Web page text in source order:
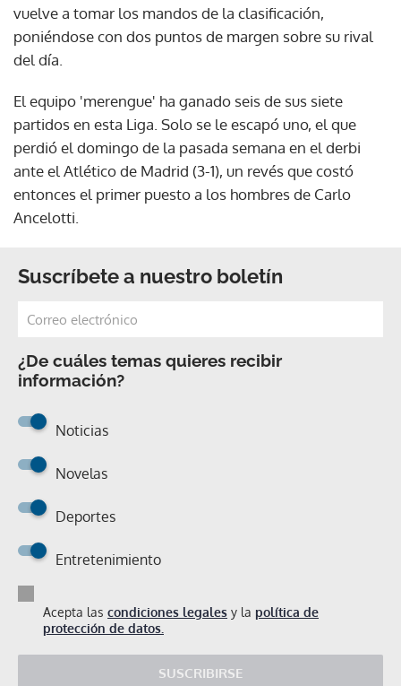
vuelve a tomar los mandos de la clasificación,
poniéndose con dos puntos de margen sobre su rival
del día.
El equipo 'merengue' ha ganado seis de sus siete
partidos en esta Liga. Solo se le escapó uno, el que
perdió el domingo de la pasada semana en el derbi
ante el Atlético de Madrid (3-1), un revés que costó
entonces el primer puesto a los hombres de Carlo
Ancelotti.
Suscríbete a nuestro boletín
¿De cuáles temas quieres recibir
información?
Noticias
Novelas
Deportes
Entretenimiento
Acepta las condiciones legales y la política de
protección de datos.
SUSCRIBIRSE